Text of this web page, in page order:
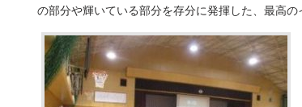
の部分や輝いている部分を存分に発揮した、最高の